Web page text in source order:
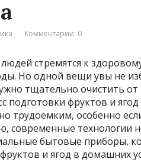
Комментарии: 0
стремятся к
Но одной вещи увы не
тщательно очистить от
подготовки фруктов и
трудоемким, особенно
современные технологии
бытовые приборы,
и ягод в домашних